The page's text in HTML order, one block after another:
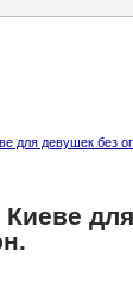
для девушек без